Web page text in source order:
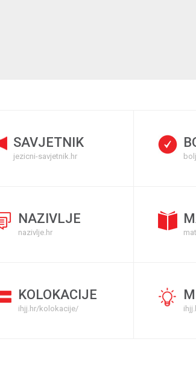
SAVJETNIK
jezicni-savjetnik.hr
NAZIVLJE
nazivlje.hr
KOLOKACIJE
ihjj.hr/kolokacije/